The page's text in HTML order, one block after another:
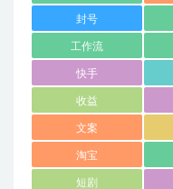
封号
工作流
快手
收益
文案
淘宝
短剧